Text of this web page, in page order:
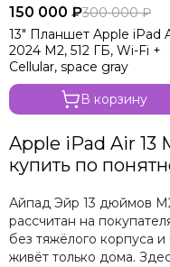
150 000 ₽300 000 ₽
13" Планшет Apple iPad
2024 M2, 512 ГБ, Wi-Fi +
Cellular, space gray
В корзину
Apple iPad Air 13
купить по
Айпад Эйр 13 дюймов
рассчитан на
без тяжёлого корпуса
живёт только дома.